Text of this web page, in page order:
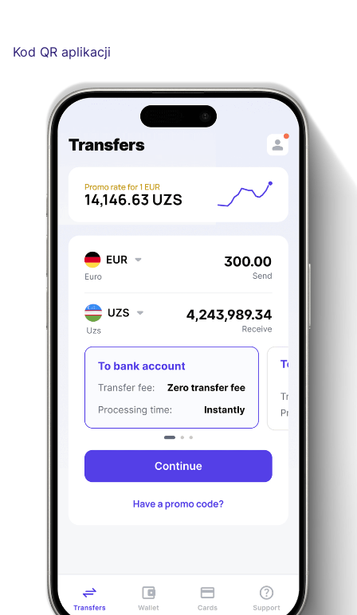
Kod QR aplikacji